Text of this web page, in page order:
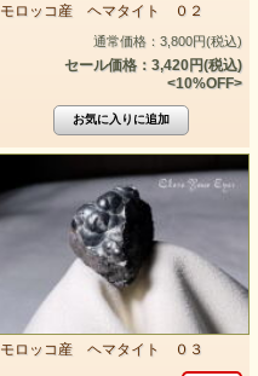
モロッコ産 ヘマタイト ０２
通常価格：3,800円(税込)
セール価格：3,420円(税込)
<10%OFF>
モロッコ産 ヘマタイト ０３